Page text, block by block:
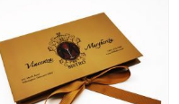
周期：签订合同确认样板后7-15个工
作日